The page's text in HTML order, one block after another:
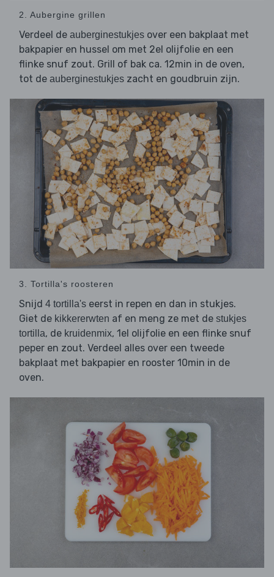
2. Aubergine grillen
Verdeel de auberginestukjes over een bakplaat met
bakpapier en hussel om met 2el olijfolie en een
flinke snuf zout. Grill of bak ca. 12min in de oven,
tot de auberginestukjes zacht en goudbruin zijn.
3. Tortilla's roosteren
Snijd 4 tortilla's eerst in repen en dan in stukjes.
Giet de kikkererwten af en meng ze met de stukjes
tortilla, de kruidenmix, 1el olijfolie en een flinke snuf
peper en zout. Verdeel alles over een tweede
bakplaat met bakpapier en rooster 10min in de
oven.